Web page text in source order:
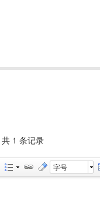
共 1 条记录
字号